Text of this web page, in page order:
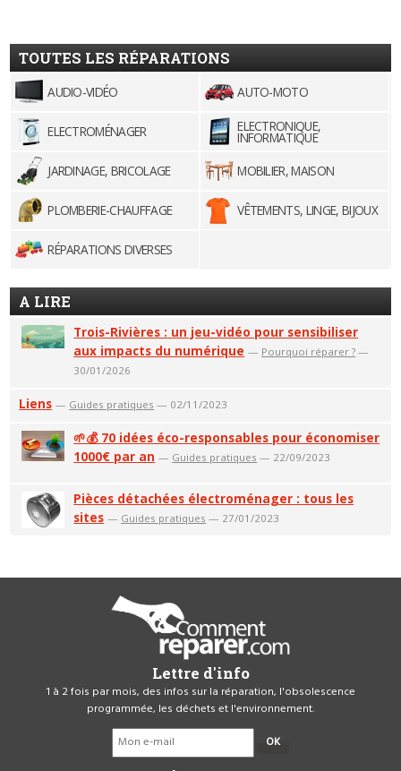
TOUTES LES RÉPARATIONS
AUDIO-VIDÉO AUTO-MOTO
ELECTROMÉNAGER ELECTRONIQUE,
INFORMATIQUE
JARDINAGE, BRICOLAGE
MOBILIER, MAISON
PLOMBERIE-CHAUFFAGE VÊTEMENTS, LINGE, BIJOUX
RÉPARATIONS DIVERSES
A LIRE
Trois-Rivières : un jeu-vidéo pour sensibiliser
aux impacts du numérique — Pourquoi réparer ? —
30/01/2026
Liens — Guides pratiques — 02/11/2023
🌱💰 70 idées éco-responsables pour économiser
1000€ par an — Guides pratiques — 22/09/2023
Pièces détachées électroménager : tous les
sites — Guides pratiques — 27/01/2023
Lettre d'info
1 à 2 fois par mois, des infos sur la réparation, l'obsolescence
programmée, les déchets et l'environnement.
OK